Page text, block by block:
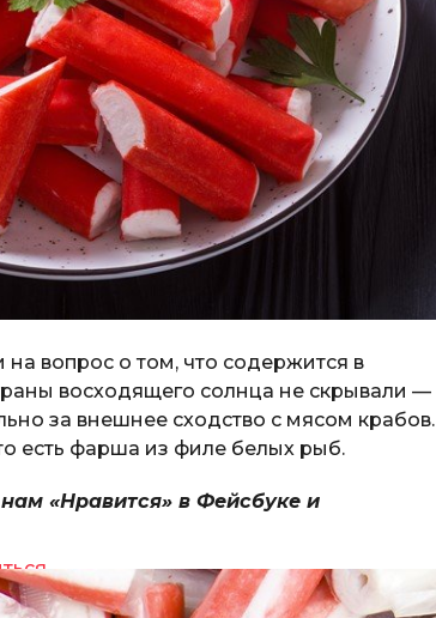
на вопрос о том, что содержится в
восходящего солнца не скрывали —
за внешнее сходство с мясом крабов.
есть фарша из филе белых рыб.
«Нравится» в Фейсбуке и